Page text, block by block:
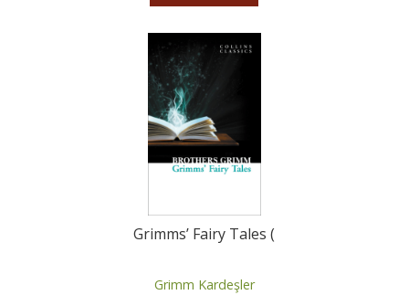
Grimms’ Fairy Tales (
Grimm Kardeşler